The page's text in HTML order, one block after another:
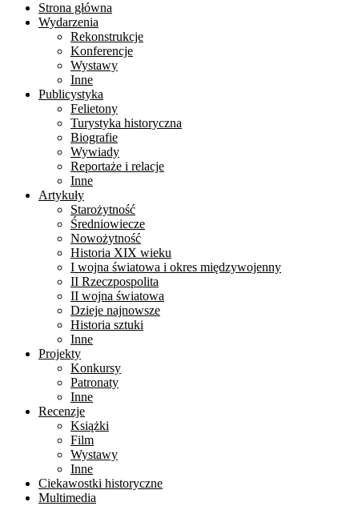
Strona główna
Wydarzenia
Rekonstrukcje
Konferencje
Wystawy
Inne
Publicystyka
Felietony
Turystyka historyczna
Biografie
Wywiady
Reportaże i relacje
Inne
Artykuły
Starożytność
Średniowiecze
Nowożytność
Historia XIX wieku
I wojna światowa i okres międzywojenny
II Rzeczpospolita
II wojna światowa
Dzieje najnowsze
Historia sztuki
Inne
Projekty
Konkursy
Patronaty
Inne
Recenzje
Książki
Film
Wystawy
Inne
Ciekawostki historyczne
Multimedia